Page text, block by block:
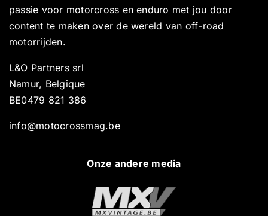
passie voor motorcross en enduro met jou door
content te maken over de wereld van off-road
motorrijden.
L&O Partners srl
Namur, Belgique
BE0479 821 386
info@motocrossmag.be
Onze andere media